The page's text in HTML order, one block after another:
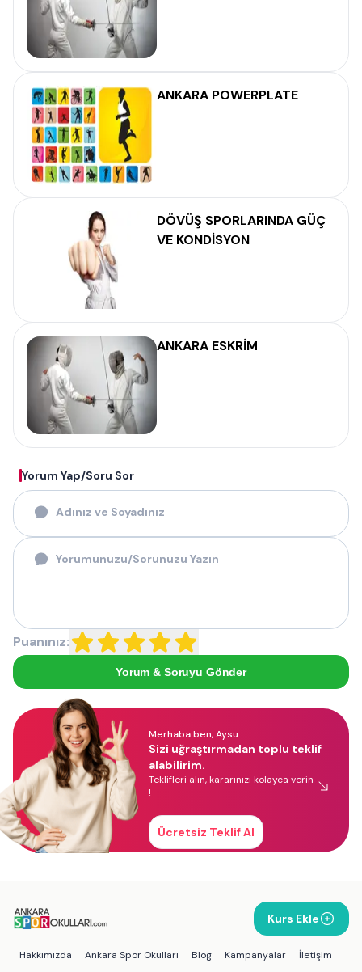
ANKARA POWERPLATE
DÖVÜŞ SPORLARINDA GÜÇ
VE KONDİSYON
ANKARA ESKRİM
Yorum Yap/Soru Sor
Puanınız:
Yorum & Soruyu Gönder
Merhaba ben, Aysu.
Sizi uğraştırmadan toplu teklif
alabilirim.
Teklifleri alın, kararınızı kolayca verin
!
Ücretsiz Teklif Al
Kurs Ekle
Hakkımızda Ankara Spor Okulları Blog Kampanyalar İletişim